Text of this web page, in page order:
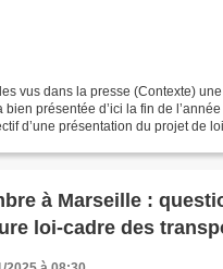
vus dans la presse (Contexte)
bien présentée d’ici la fin de
d’une présentation du projet de
à Marseille :
loi-cadre des